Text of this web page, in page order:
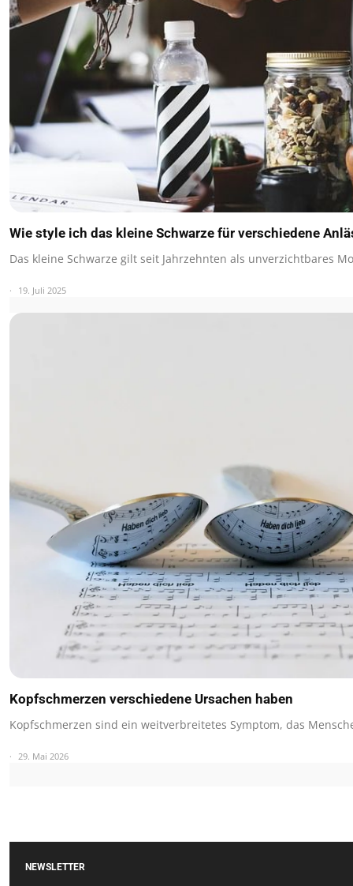
Wie style ich das kleine Schwarze für verschiedene
Das kleine Schwarze gilt seit Jahrzehnten als unverzichtbares
19. Juli 2025
Kopfschmerzen verschiedene Ursachen haben
Kopfschmerzen sind ein weitverbreitetes Symptom, das
29. Mai 2026
NEWSLETTER